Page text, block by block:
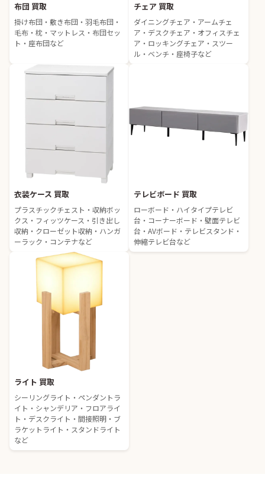
布団 買取
掛け布団・敷き布団・羽毛布団・
毛布・枕・マットレス・布団セッ
ト・座布団など
チェア 買取
ダイニングチェア・アームチェ
ア・デスクチェア・オフィスチェ
ア・ロッキングチェア・スツー
ル・ベンチ・座椅子など
衣装ケース 買取
プラスチックチェスト・収納ボッ
クス・フィッツケース・引き出し
収納・クローゼット収納・ハンガ
ーラック・コンテナなど
テレビボード 買取
ローボード・ハイタイプテレビ
台・コーナーボード・壁面テレビ
台・AVボード・テレビスタンド・
伸縮テレビ台など
ライト 買取
シーリングライト・ペンダントラ
イト・シャンデリア・フロアライ
ト・デスクライト・間接照明・ブ
ラケットライト・スタンドライト
など